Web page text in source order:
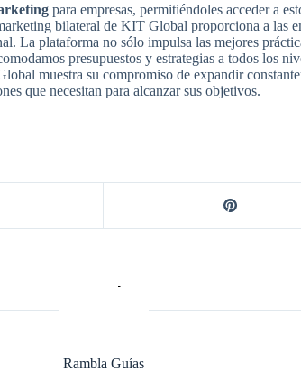
para empresas, permitiéndoles acceder a
bilateral de KIT Global proporciona a las
La plataforma no sólo impulsa las mejores
presupuestos y estrategias a todos los
muestra su compromiso de expandir
que necesitan para alcanzar sus objetivos.
Rambla Guías